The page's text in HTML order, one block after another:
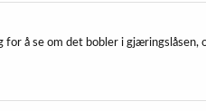
å se om det bobler i gjæringslåsen,